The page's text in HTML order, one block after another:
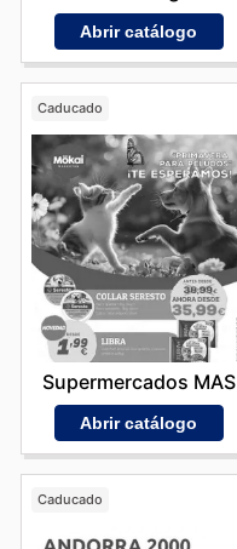
Abrir catálogo
Caducado
Supermercados MAS
Abrir catálogo
Caducado